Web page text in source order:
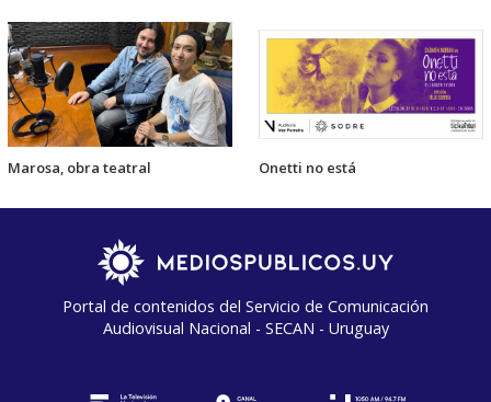
Marosa, obra teatral Onetti no está
Portal de contenidos del Servicio de Comunicación
Audiovisual Nacional - SECAN - Uruguay